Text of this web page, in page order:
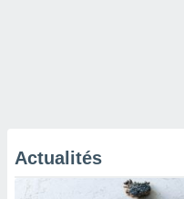
Actualités